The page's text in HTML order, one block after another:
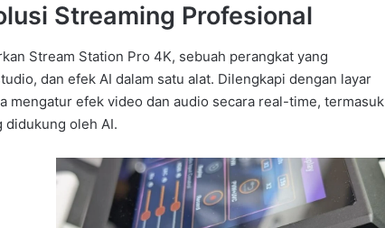
Streaming Profesional
Stream Station Pro 4K, sebuah perangkat yang
dan efek AI dalam satu alat. Dilengkapi dengan layar
mengatur efek video dan audio secara real-time, termasuk
didukung oleh AI.